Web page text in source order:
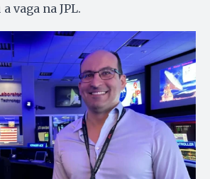
vaga na JPL.